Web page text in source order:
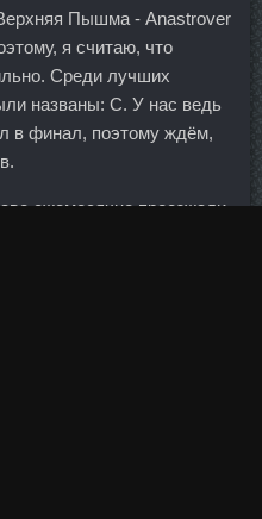
Пышма - Anastrover
я считаю, что
Среди лучших
названы: С. У нас ведь
в финал, поэтому ждём,
ежемесячно проезжали